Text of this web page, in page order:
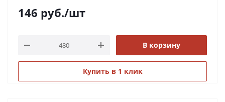
146 руб./шт
В корзину
Купить в 1 клик